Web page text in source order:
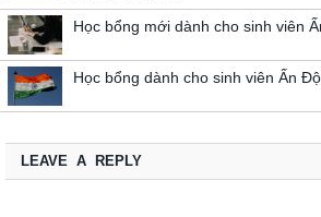
Học bổng mới dành cho sinh viên
Học bổng dành cho sinh viên Ấn
LEAVE A REPLY